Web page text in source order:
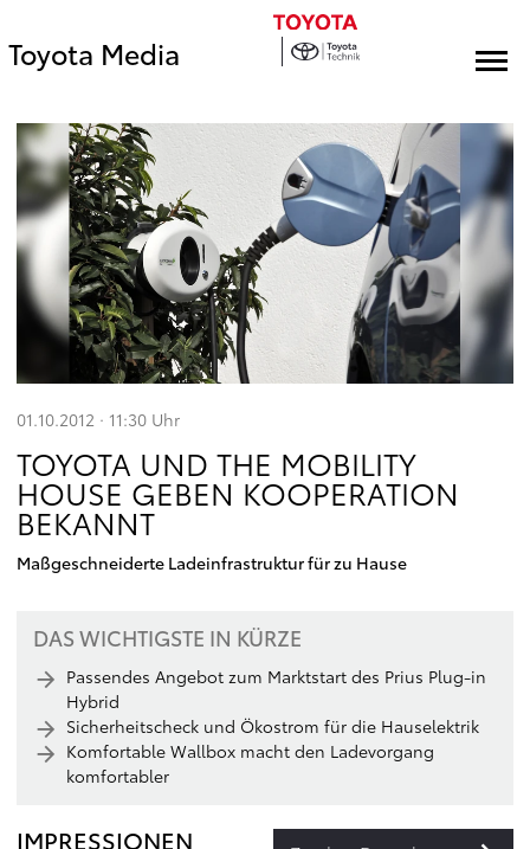
Toyota Media
01.10.2012 · 11:30 Uhr
TOYOTA UND THE MOBILITY
HOUSE GEBEN KOOPERATION
BEKANNT
Maßgeschneiderte Ladeinfrastruktur für zu Hause
DAS WICHTIGSTE IN KÜRZE
Passendes Angebot zum Marktstart des Prius Plug-in
Hybrid
Sicherheitscheck und Ökostrom für die Hauselektrik
Komfortable Wallbox macht den Ladevorgang
komfortabler
IMPRESSIONEN